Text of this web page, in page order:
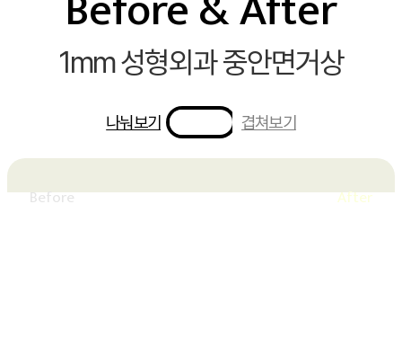
1mm 성형외과 중안면거상
나눠보기 겹쳐보기